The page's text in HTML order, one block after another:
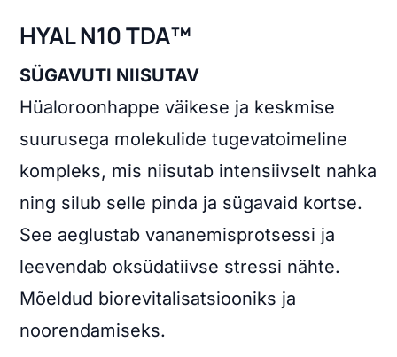
HYAL N10 TDA™
SÜGAVUTI NIISUTAV
Hüaloroonhappe väikese ja keskmise
suurusega molekulide tugevatoimeline
kompleks, mis niisutab intensiivselt nahka
ning silub selle pinda ja sügavaid kortse.
See aeglustab vananemisprotsessi ja
leevendab oksüdatiivse stressi nähte.
Mõeldud biorevitalisatsiooniks ja
noorendamiseks.